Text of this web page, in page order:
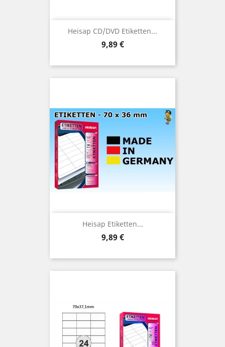
Heisap CD/DVD Etiketten...
Preis
9,89 €
Heisap Etiketten...
Preis
9,89 €